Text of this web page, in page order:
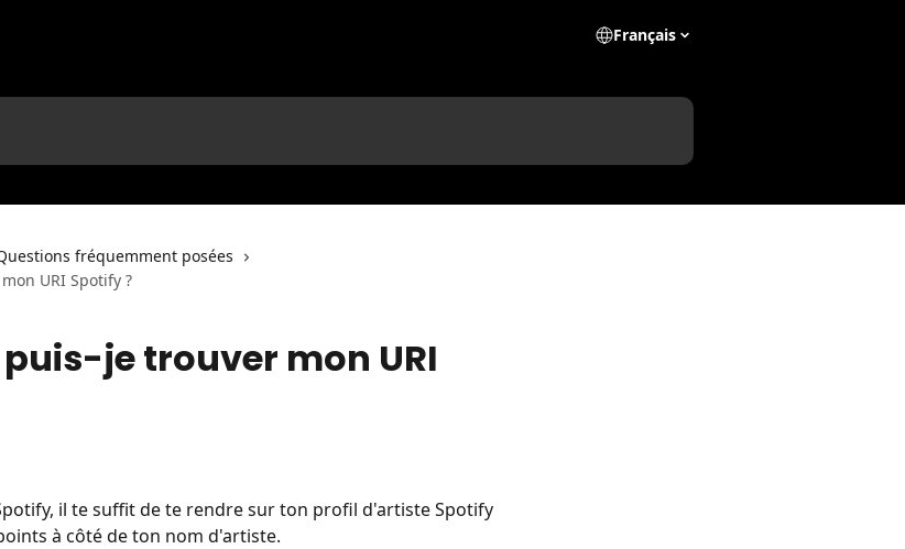
Français
fréquemment posées
URI Spotify ?
je trouver mon URI
il te suffit de te rendre sur ton profil d'artiste Spotify
à côté de ton nom d'artiste.